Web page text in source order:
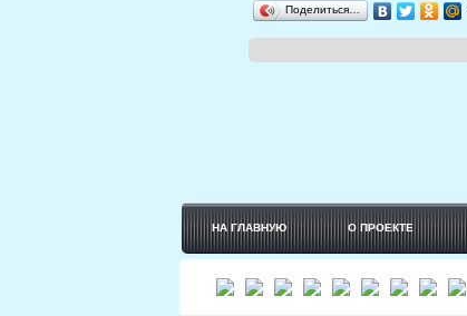
Поделиться…
НА ГЛАВНУЮ О ПРОЕКТЕ